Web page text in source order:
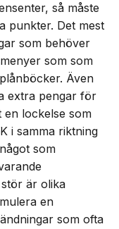
så måste
punkter. Det mest
som behöver
som som
Även
extra pengar för
en lockelse som
i samma riktning
som
är olika
en
som ofta